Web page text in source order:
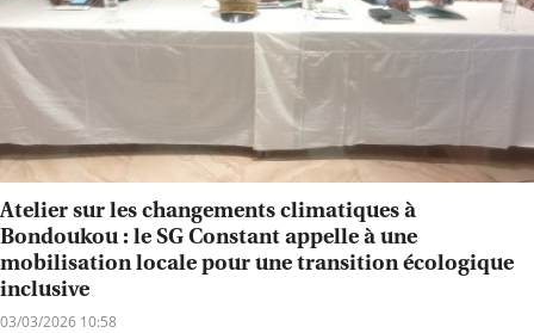
Atelier sur les changements climatiques à
Bondoukou : le SG Constant appelle à une
mobilisation locale pour une transition écologique
inclusive
03/03/2026 10:58